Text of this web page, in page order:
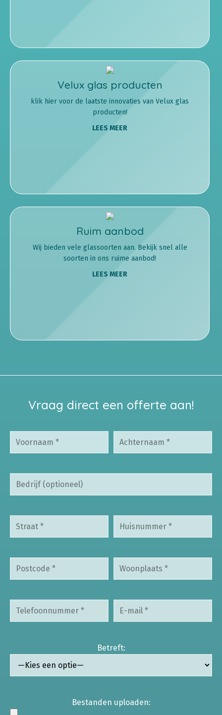
Velux glas producten
klik hier voor de laatste innovaties van Velux glas
producten!
LEES MEER
Ruim aanbod
Wij bieden vele glassoorten aan. Bekijk snel alle
soorten in ons ruime aanbod!
LEES MEER
Vraag direct een offerte aan!
Betreft:
Bestanden uploaden: